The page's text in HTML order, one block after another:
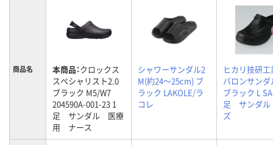
商品名 本商品：クロックス
スペシャリスト2.0
ブラック M5/W7
204590A-001-23 1
足 サンダル 医療
用 ナース
シャワーサンダル2
M(約24～25cm) ブ
ラック LAKOLE/ラ
コレ
ヒカリ技研工
バロンサン
ブラック L
足 サンダ
ズ